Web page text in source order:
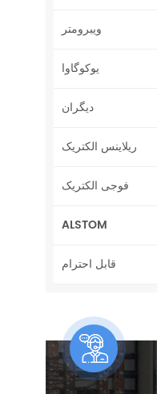
ویبرومتر
یوکوگاوا
دیگران
ریلاینس الکتریک
فوجی الکتریک
ALSTOM
قابل احترام